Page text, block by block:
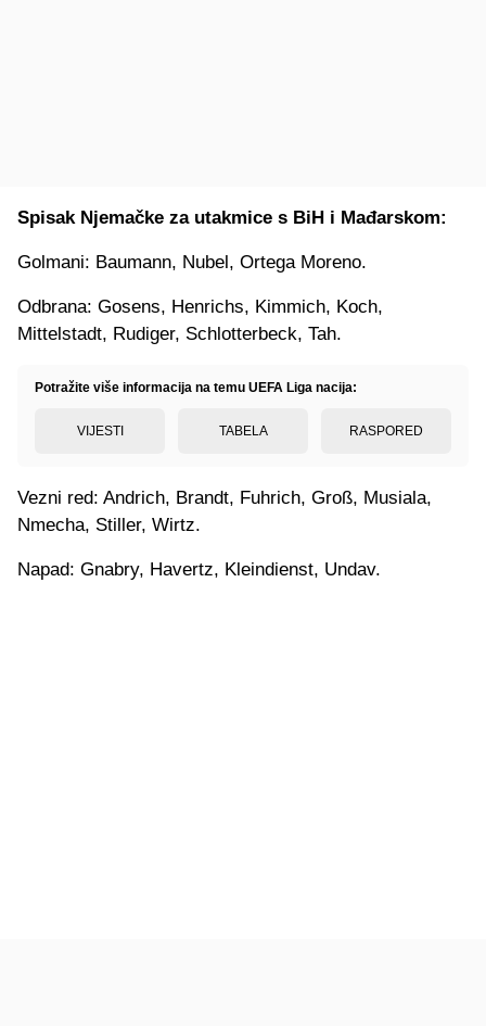
Spisak Njemačke za utakmice s BiH i Mađarskom:
Golmani: Baumann, Nubel, Ortega Moreno.
Odbrana: Gosens, Henrichs, Kimmich, Koch,
Mittelstadt, Rudiger, Schlotterbeck, Tah.
Potražite više informacija na temu UEFA Liga nacija:
VIJESTI TABELA RASPORED
Vezni red: Andrich, Brandt, Fuhrich, Groß, Musiala,
Nmecha, Stiller, Wirtz.
Napad: Gnabry, Havertz, Kleindienst, Undav.